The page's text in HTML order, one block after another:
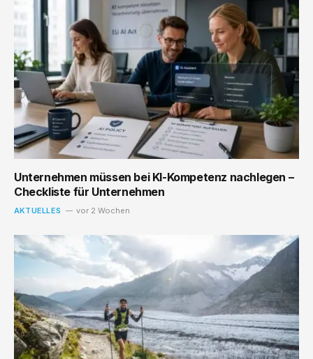
Unternehmen müssen bei KI-Kompetenz nachlegen –
Checkliste für Unternehmen
AKTUELLES vor 2 Wochen